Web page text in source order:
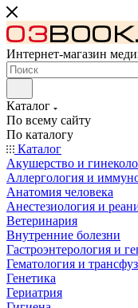
Интернет-магазин
Каталог
По всему сайту
По каталогу
Каталог
Акушерство и
Аллергология и
Анатомия человека
Анестезиология и
Ветеринария
Внутренние болезни
Гастроэнтерология и
Гематология и
Генетика
Гериатрия